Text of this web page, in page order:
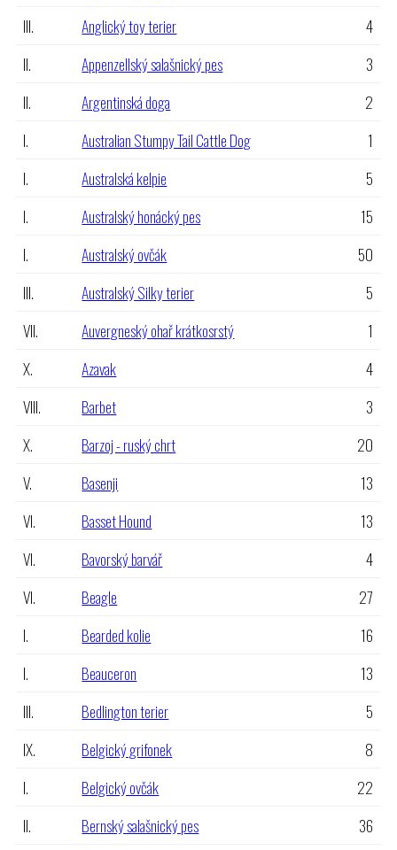
III.
Anglický toy terier
4
II.
Appenzellský salašnický pes
3
II.
Argentinská doga
2
I.
Australian Stumpy Tail Cattle Dog
1
I.
Australská kelpie
5
I.
Australský honácký pes
15
I.
Australský ovčák
50
III.
Australský Silky terier
5
VII.
Auvergneský ohař krátkosrstý
1
X.
Azavak
4
VIII.
Barbet
3
X.
Barzoj - ruský chrt
20
V.
Basenji
13
VI.
Basset Hound
13
VI.
Bavorský barvář
4
VI.
Beagle
27
I.
Bearded kolie
16
I.
Beauceron
13
III.
Bedlington terier
5
IX.
Belgický grifonek
8
I.
Belgický ovčák
22
II.
Bernský salašnický pes
36